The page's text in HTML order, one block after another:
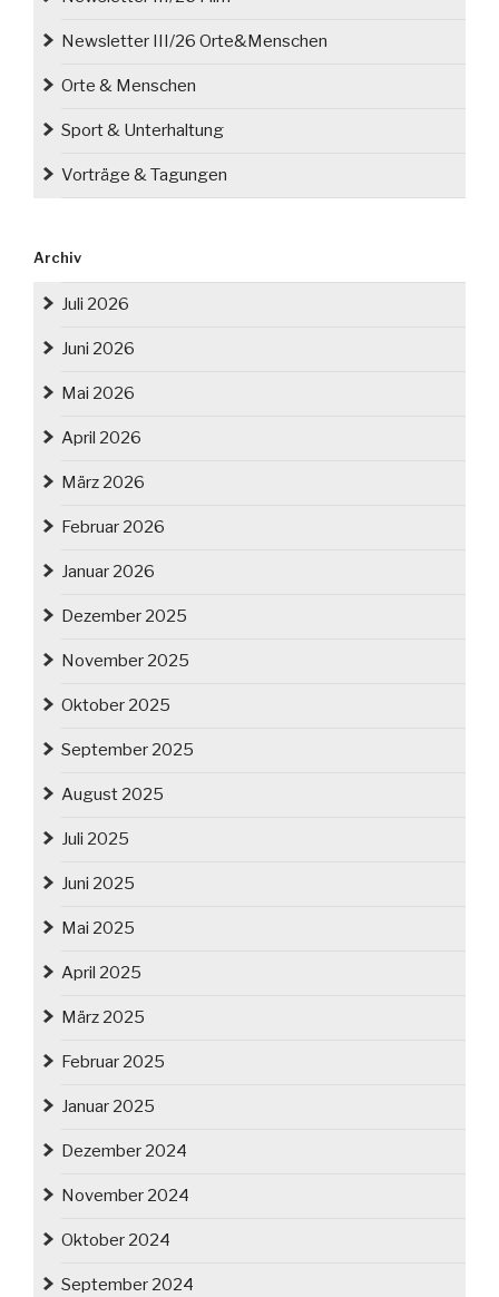
Newsletter III/26 Orte&Menschen
Orte & Menschen
Sport & Unterhaltung
Vorträge & Tagungen
Archiv
Juli 2026
Juni 2026
Mai 2026
April 2026
März 2026
Februar 2026
Januar 2026
Dezember 2025
November 2025
Oktober 2025
September 2025
August 2025
Juli 2025
Juni 2025
Mai 2025
April 2025
März 2025
Februar 2025
Januar 2025
Dezember 2024
November 2024
Oktober 2024
September 2024